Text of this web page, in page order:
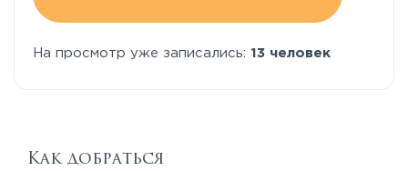
На просмотр уже записались: 13 человек
Как добраться